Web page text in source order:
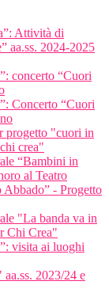
Attività di
aa.ss. 2024-2025
concerto “Cuori
Concerto “Cuori
progetto "cuori in
crea"
“Bambini in
al Teatro
- Progetto
"La banda va in
Chi Crea"
visita ai luoghi
2023/24 e